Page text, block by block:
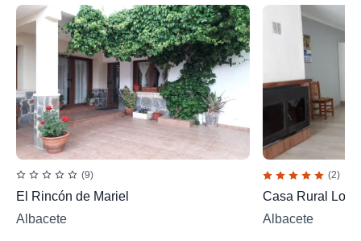
(9)
El Rincón de Mariel
Albacete
(2)
Casa Rural Los
Albacete